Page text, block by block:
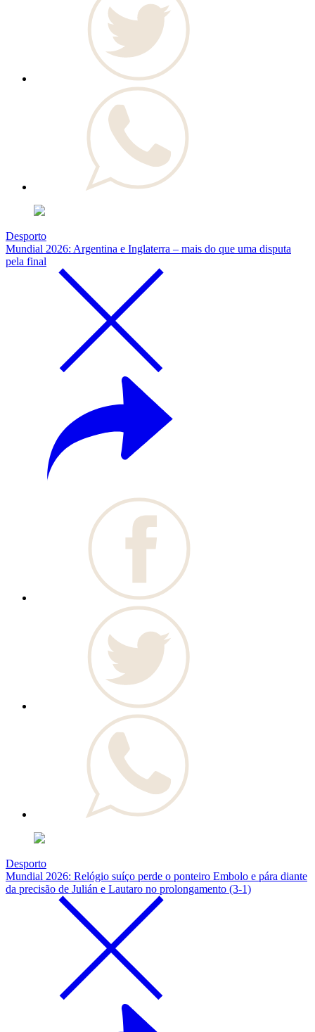
Desporto
Mundial 2026: Argentina e Inglaterra – mais do que uma disputa
pela final
Desporto
Mundial 2026: Relógio suíço perde o ponteiro Embolo e pára diante
da precisão de Julián e Lautaro no prolongamento (3-1)